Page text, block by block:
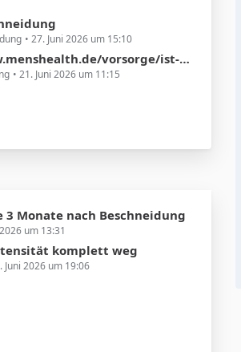
27. Juni 2026 um 15:10
vorsorge/ist-eine-beschneidung-sinnvoll/
21. Juni 2026 um 11:15
3 Monate nach Beschneidung
um 13:31
komplett weg
Juni 2026 um 19:06